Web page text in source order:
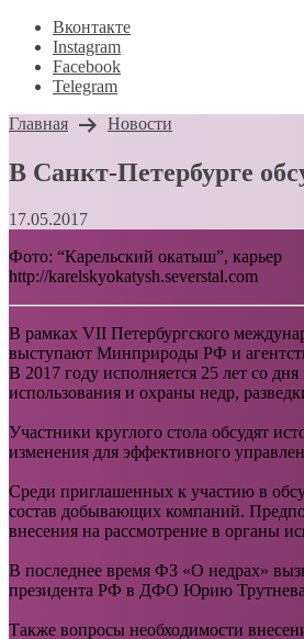
Вконтакте
Instagram
Facebook
Telegram
Главная
Новости
В Санкт-Петербурге
17.05.2017
Фото: “Карельский окатыш”, карьер
http://karelskyokatysh.severstal.com
В рамках VII Петербургского
выступают Минприроды РФ и
В 2017 году исполняется 25 лет со
использования и охраны недр,
Участники круглого стола обсудят
изменения для эффективного
Среди приглашенных к участию в
состав добывающих компаний.
внесения на рассмотрение в органы
В последнее время ФЗ «О недрах»
президента РФ в ДФО Юрию Трутнева
Также вопросы необходимости